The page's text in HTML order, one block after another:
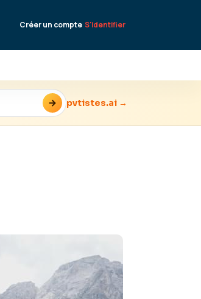
Créer un compte S'identifier
→ pvtistes.ai →